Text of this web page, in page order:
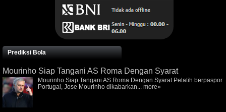
Prediksi Bola
Mourinho Siap Tangani AS Roma Dengan Syarat
Mourinho Siap Tangani AS Roma Dengan Syarat Pelatih berpaspor
Portugal, Jose Mourinho dikabarkan... more»